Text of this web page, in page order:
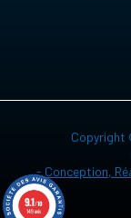
Copyright
- Conception,
9.1/10
149 avis